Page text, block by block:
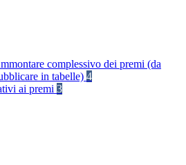
complessivo dei premi (da
in tabelle) 4
ai premi 3